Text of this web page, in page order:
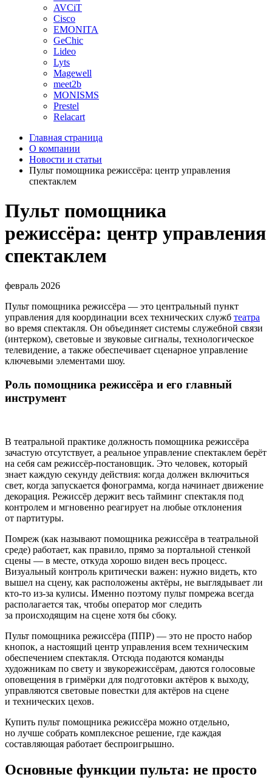
AVCiT
Cisco
EMONITA
GeChic
Lideo
Lyts
Magewell
meet2b
MONISMS
Prestel
Relacart
Главная страница
О компании
Новости и статьи
Пульт помощника режиссёра: центр управления
спектаклем
Пульт помощника
режиссёра: центр управления
спектаклем
февраль 2026
Пульт помощника режиссёра — это центральный пункт
управления для координации всех технических служб театра
во время спектакля. Он объединяет системы служебной связи
(интерком), световые и звуковые сигналы, технологическое
телевидение, а также обеспечивает сценарное управление
ключевыми элементами шоу.
Роль помощника режиссёра и его главный
инструмент
В театральной практике должность помощника режиссёра
зачастую отсутствует, а реальное управление спектаклем берёт
на себя сам режиссёр‑постановщик. Это человек, который
знает каждую секунду действия: когда должен включиться
свет, когда запускается фонограмма, когда начинает движение
декорация. Режиссёр держит весь тайминг спектакля под
контролем и мгновенно реагирует на любые отклонения
от партитуры.
Помреж (как называют помощника режиссёра в театральной
среде) работает, как правило, прямо за портальной стенкой
сцены — в месте, откуда хорошо виден весь процесс.
Визуальный контроль критически важен: нужно видеть, кто
вышел на сцену, как расположены актёры, не выглядывает ли
кто‑то из‑за кулисы. Именно поэтому пульт помрежа всегда
располагается так, чтобы оператор мог следить
за происходящим на сцене хотя бы сбоку.
Пульт помощника режиссёра (ППР) — это не просто набор
кнопок, а настоящий центр управления всем техническим
обеспечением спектакля. Отсюда подаются команды
художникам по свету и звукорежиссёрам, даются голосовые
оповещения в гримёрки для подготовки актёров к выходу,
управляются световые повестки для актёров на сцене
и технических цехов.
Купить пульт помощника режиссёра можно отдельно,
но лучше собрать комплексное решение, где каждая
составляющая работает беспроигрышно.
Основные функции пульта: не просто